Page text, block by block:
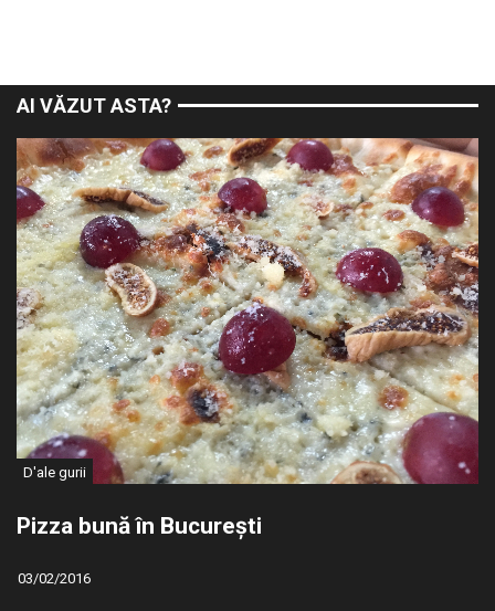
AI VĂZUT ASTA?
D'ale gurii
Pizza bună în București
03/02/2016